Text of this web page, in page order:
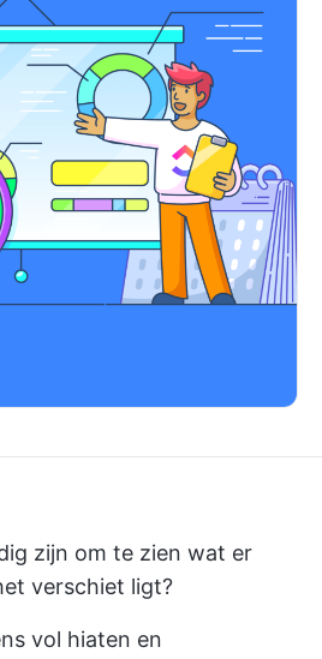
zijn om te zien wat er
verschiet ligt?
vol hiaten en